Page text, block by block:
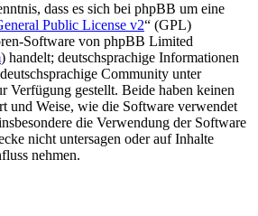
dass es sich bei phpBB um eine
Public License v2“ (GPL)
Software von phpBB Limited
) handelt; deutschsprachige Informationen
Community unter
Verfügung gestellt. Beide haben keinen
und Weise, wie die Software verwendet
die Verwendung der Software
nicht untersagen oder auf Inhalte
nehmen.